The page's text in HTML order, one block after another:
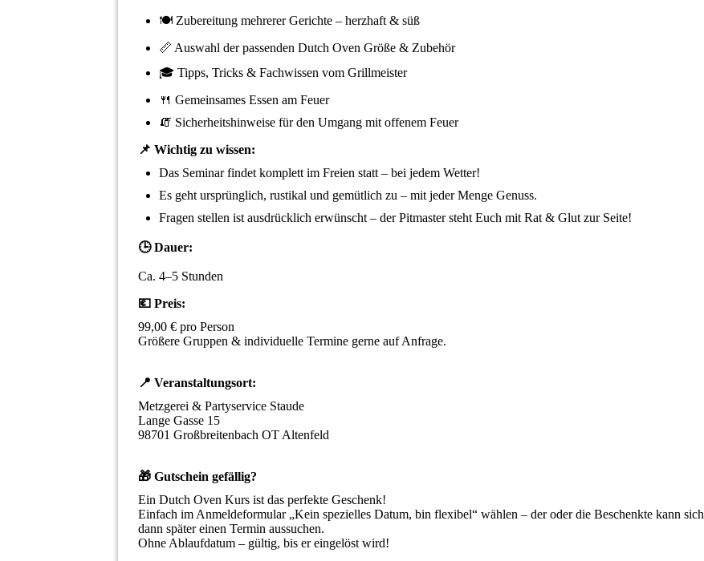
🍽 Zubereitung mehrerer Gerichte – herzhaft & süß
📏 Auswahl der passenden Dutch Oven Größe & Zubehör
🎓 Tipps, Tricks & Fachwissen vom Grillmeister
🍴 Gemeinsames Essen am Feuer
🧯 Sicherheitshinweise für den Umgang mit offenem Feuer
📌 Wichtig zu wissen:
Das Seminar findet komplett im Freien statt – bei jedem Wetter!
Es geht ursprünglich, rustikal und gemütlich zu – mit jeder Menge Genuss.
Fragen stellen ist ausdrücklich erwünscht – der Pitmaster steht Euch mit Rat & Glut zur Seite!
🕒 Dauer:
Ca. 4–5 Stunden
💶 Preis:
99,00 € pro Person
Größere Gruppen & individuelle Termine gerne auf Anfrage.
📍 Veranstaltungsort:
Metzgerei & Partyservice Staude
Lange Gasse 15
98701 Großbreitenbach OT Altenfeld
🎁 Gutschein gefällig?
Ein Dutch Oven Kurs ist das perfekte Geschenk!
Einfach im Anmeldeformular „Kein spezielles Datum, bin flexibel“ wählen – der oder die Beschenkte kann sich
dann später einen Termin aussuchen.
Ohne Ablaufdatum – gültig, bis er eingelöst wird!